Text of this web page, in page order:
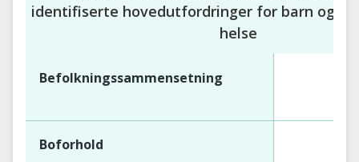
identifiserte hovedutfordringer for barn og
helse
Befolkningssammensetning
Boforhold